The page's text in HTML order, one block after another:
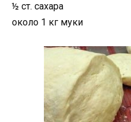
½ ст. сахара
около 1 кг муки